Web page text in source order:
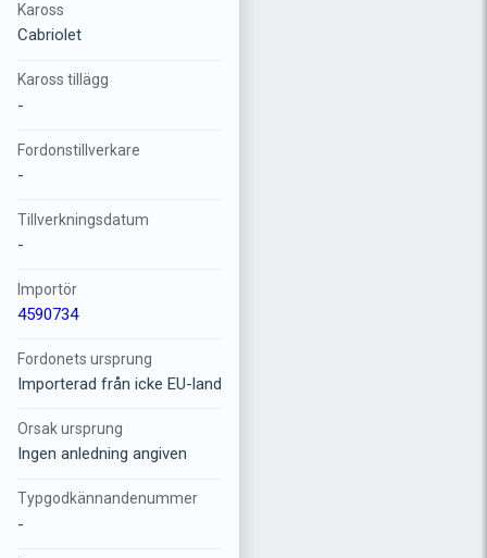
Kaross
Cabriolet
Kaross tillägg
-
Fordonstillverkare
-
Tillverkningsdatum
-
Importör
4590734
Fordonets ursprung
Importerad från icke EU-land
Orsak ursprung
Ingen anledning angiven
Typgodkännandenummer
-